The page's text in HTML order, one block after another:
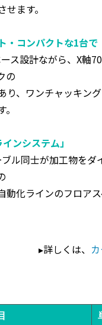
ます。
・コンパクトな1台で
ス設計ながら、X
の
り、ワンチャッキン
ンシステム」
ル同士が加工物を
動化ラインのフロア
▸詳しくは、